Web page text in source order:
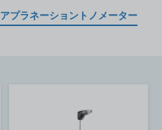
アプラネーショントノメーター